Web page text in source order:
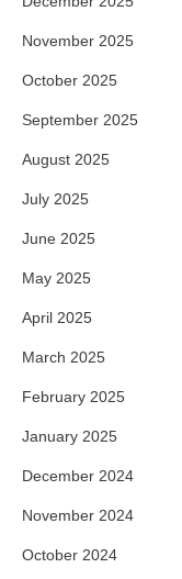
November 2025
October 2025
September 2025
August 2025
July 2025
June 2025
May 2025
April 2025
March 2025
February 2025
January 2025
December 2024
November 2024
October 2024